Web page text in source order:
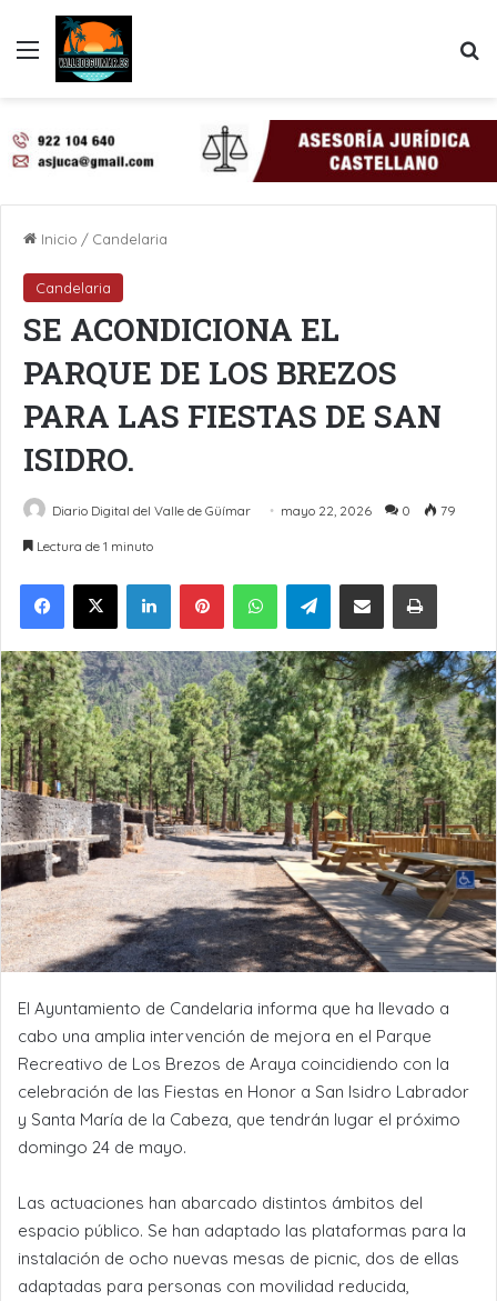
Menú
Inicio / Candelaria
Candelaria
SE ACONDICIONA EL
PARQUE DE LOS BREZOS
PARA LAS FIESTAS DE SAN
ISIDRO.
Diario Digital del Valle de Güímar mayo 22, 2026 0 79
Lectura de 1 minuto
LinkedInPinterestWhatsAppTelegramCompartir por Email Imprimir
El Ayuntamiento de Candelaria informa que ha llevado a
cabo una amplia intervención de mejora en el Parque
Recreativo de Los Brezos de Araya coincidiendo con la
celebración de las Fiestas en Honor a San Isidro Labrador
y Santa María de la Cabeza, que tendrán lugar el próximo
domingo 24 de mayo.
Las actuaciones han abarcado distintos ámbitos del
espacio público. Se han adaptado las plataformas para la
instalación de ocho nuevas mesas de picnic, dos de ellas
adaptadas para personas con movilidad reducida,